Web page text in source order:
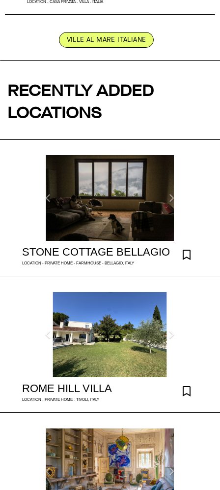
LOCATION - CASA PRIVATA - VILLA - ITALIA
VILLE AL MARE ITALIANE
RECENTLY ADDED
LOCATIONS
STONE COTTAGE BELLAGIO
LOCATION - PRIVATE HOME - FARMHOUSE - BELLAGIO, ITALY
ROME HILL VILLA
LOCATION - PRIVATE HOME - TIVOLI, ITALY